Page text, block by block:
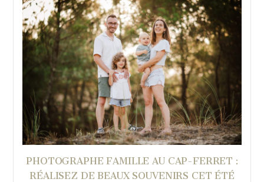
PHOTOGRAPHE FAMILLE AU CAP-FERRET :
RÉALISEZ DE BEAUX SOUVENIRS CET ÉTÉ